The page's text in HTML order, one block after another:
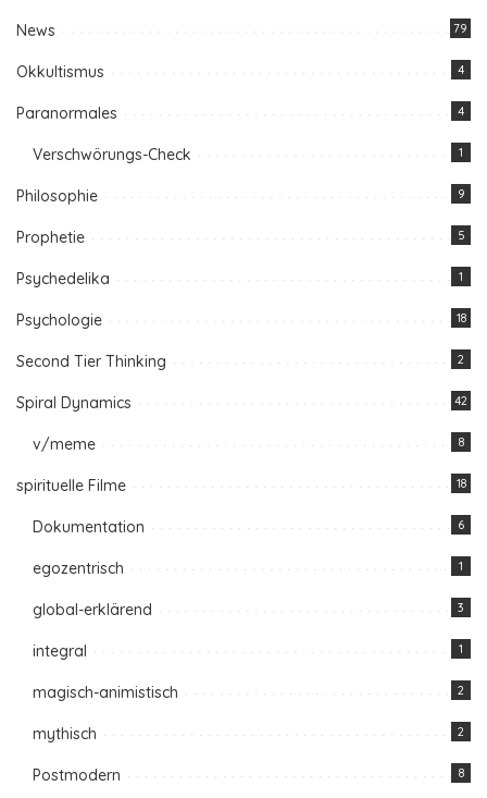
News 79
Okkultismus 4
Paranormales 4
Verschwörungs-Check 1
Philosophie 9
Prophetie 5
Psychedelika 1
Psychologie 18
Second Tier Thinking 2
Spiral Dynamics 42
v/meme 8
spirituelle Filme 18
Dokumentation 6
egozentrisch 1
global-erklärend 3
integral 1
magisch-animistisch 2
mythisch 2
Postmodern 8